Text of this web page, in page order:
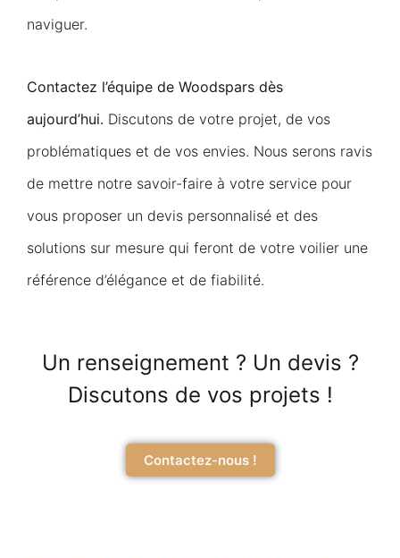
naviguer.
Contactez l’équipe de Woodspars dès
aujourd’hui. Discutons de votre projet, de vos
problématiques et de vos envies. Nous serons ravis
de mettre notre savoir-faire à votre service pour
vous proposer un devis personnalisé et des
solutions sur mesure qui feront de votre voilier une
référence d’élégance et de fiabilité.
Un renseignement ? Un devis ?
Discutons de vos projets !
Contactez-nous !